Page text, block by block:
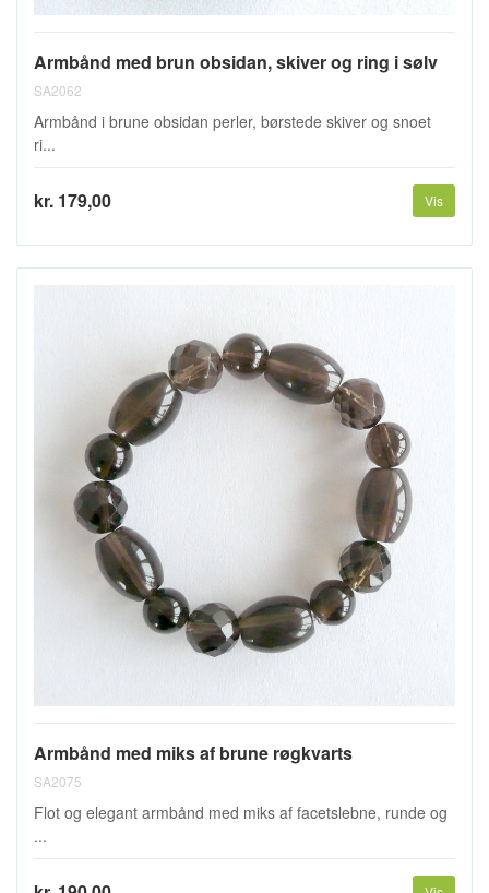
Armbånd med brun obsidan, skiver og ring i sølv
SA2062
Armbånd i brune obsidan perler, børstede skiver og snoet
ri...
kr. 179,00 Vis
Armbånd med miks af brune røgkvarts
SA2075
Flot og elegant armbånd med miks af facetslebne, runde og
...